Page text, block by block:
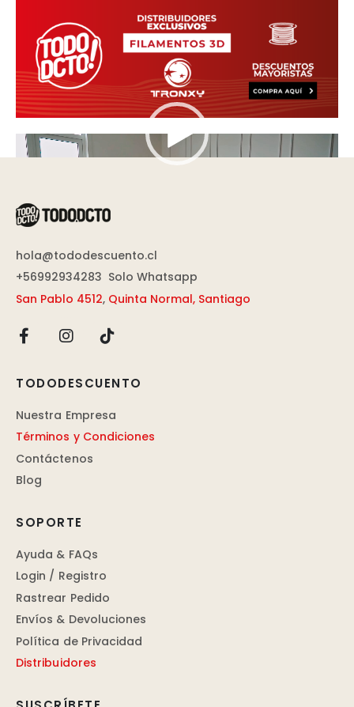
Reproductor
de
hola@tododescuento.cl
+56992934283 Solo Whatsapp
San Pablo 4512, Quinta Normal, Santiago
TODODESCUENTO
Nuestra Empresa
Términos y Condiciones
Contáctenos
Blog
SOPORTE
Ayuda & FAQs
Login / Registro
Rastrear Pedido
Envíos & Devoluciones
Política de Privacidad
Distribuidores